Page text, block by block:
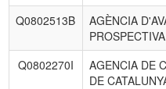
Q0802513B
AGÈNCIA
Q0802270I
AGENCIA DE
DE